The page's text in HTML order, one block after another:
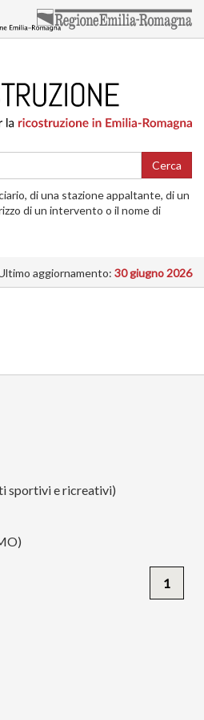
Cerca
di una stazione appaltante, di un
di un intervento o il nome di
aggiornamento: 30 giugno 2026
sportivi e ricreativi)
1